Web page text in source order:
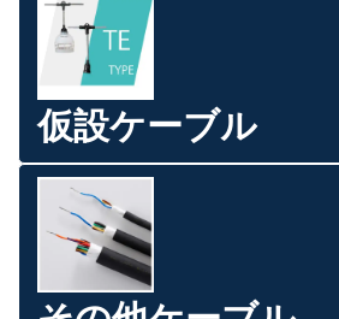
仮設ケーブル